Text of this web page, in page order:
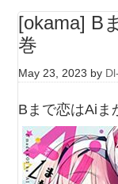
[okama] B
巻
May 23, 2023 by
Bまで恋はAi